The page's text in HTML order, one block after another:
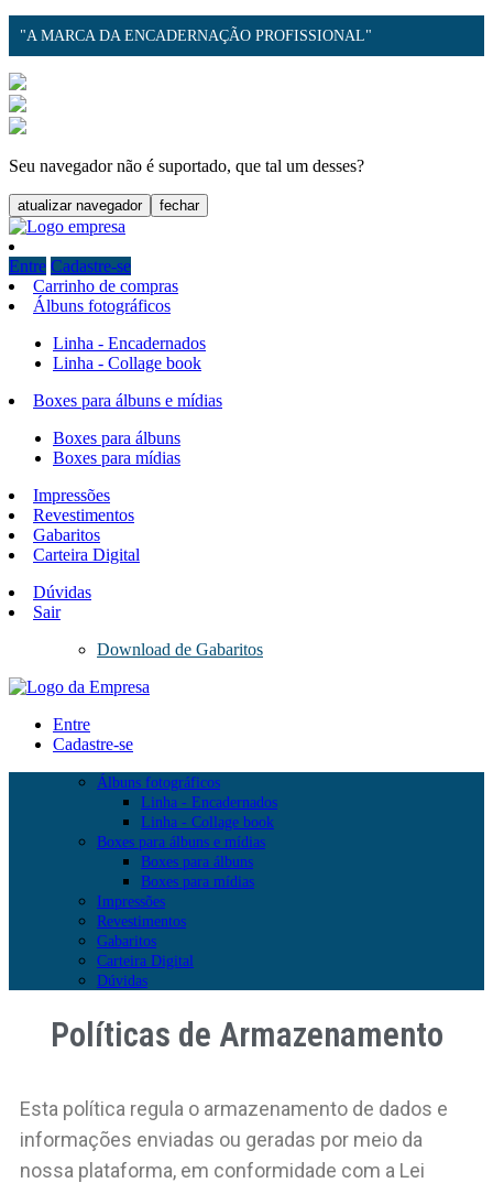
"A MARCA DA ENCADERNAÇÃO PROFISSIONAL"
Seu navegador não é suportado, que tal um desses?
atualizar navegador fechar
Entre Cadastre-se
Carrinho de compras
Álbuns fotográficos
Linha - Encadernados
Linha - Collage book
Boxes para álbuns e mídias
Boxes para álbuns
Boxes para mídias
Impressões
Revestimentos
Gabaritos
Carteira Digital
Dúvidas
Sair
Download de Gabaritos
Entre
Cadastre-se
Álbuns fotográficos
Linha - Encadernados
Linha - Collage book
Boxes para álbuns e mídias
Boxes para álbuns
Boxes para mídias
Impressões
Revestimentos
Gabaritos
Carteira Digital
Dúvidas